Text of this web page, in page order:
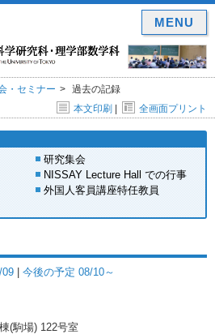
・セミナー
過去の記録
本文印刷 | 全画面プリント
研究集会
NISSAY Lecture Hall での行事
外国人客員講座特任教員
09 | 今後の予定 08/10～
(駒場) 122号室
MENU